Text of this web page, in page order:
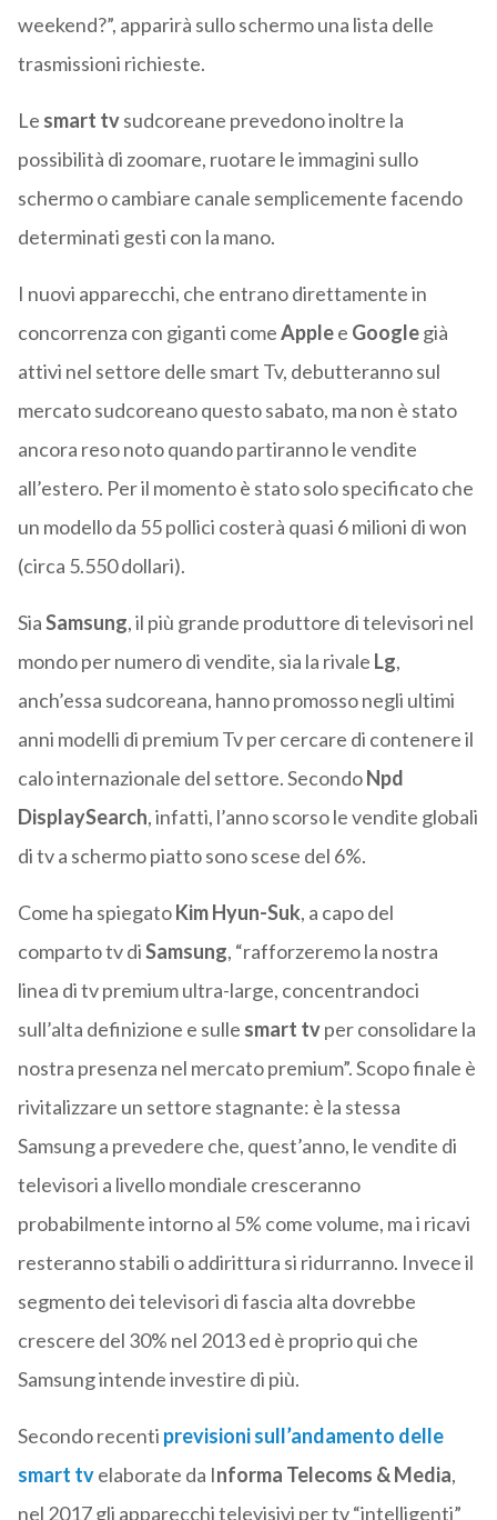
weekend?”, apparirà sullo schermo una lista delle
trasmissioni richieste.
Le smart tvsudcoreane prevedono inoltre la
possibilità di zoomare, ruotare le immagini sullo
schermo o cambiare canale semplicemente facendo
determinati gesti con la mano.
I nuovi apparecchi, che entrano direttamente in
concorrenza con giganti comeApplee Googlegià
attivi nel settore delle smart Tv, debutteranno sul
mercato sudcoreano questo sabato, ma non è stato
ancora reso noto quando partiranno le vendite
all’estero. Per il momento è stato solo specificato che
un modello da 55 pollici costerà quasi 6 milioni di won
(circa 5.550 dollari).
SiaSamsung, il più grande produttore di televisori nel
mondo per numero di vendite, sia la rivale Lg,
anch’essa sudcoreana, hanno promosso negli ultimi
anni modelli di premium Tv per cercare di contenere il
calo internazionale del settore. SecondoNpd
DisplaySearch, infatti, l’anno scorso le vendite globali
di tv a schermo piatto sono scese del 6%.
Come ha spiegatoKim Hyun-Suk, a capo del
comparto tv diSamsung, “rafforzeremo la nostra
linea di tv premium ultra-large, concentrandoci
sull’alta definizione e sulle smart tvper consolidare la
nostra presenza nel mercato premium”. Scopo finale è
rivitalizzare un settore stagnante: è la stessa
Samsung a prevedere che, quest’anno, le vendite di
televisori a livello mondiale cresceranno
probabilmente intorno al 5% come volume, ma i ricavi
resteranno stabili o addirittura si ridurranno. Invece il
segmento dei televisori di fascia alta dovrebbe
crescere del 30% nel 2013 ed è proprio qui che
Samsung intende investire di più.
Secondo recenti previsioni sull’andamento delle
smart tvelaborate da Informa Telecoms & Media,
nel 2017 gli apparecchi televisivi per tv “intelligenti”